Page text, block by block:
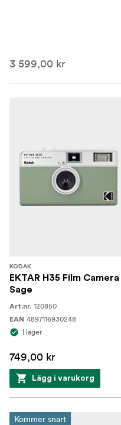
3 599,00 kr
KODAK
EKTAR H35 Film Camera
Sage
Art.nr. 120850
EAN 4897116930248
I lager
749,00 kr
Lägg i varukorg
Kommer snart